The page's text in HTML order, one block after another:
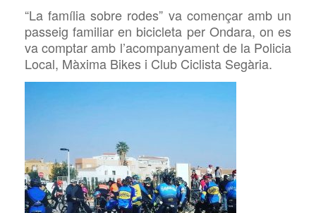
“La família sobre rodes” va començaramb un
passeig familiaren bicicleta per Ondara, on es
va comptar amb l’acompanyament de la Policia
Local, Màxima Bikes i Club Ciclista Segària.